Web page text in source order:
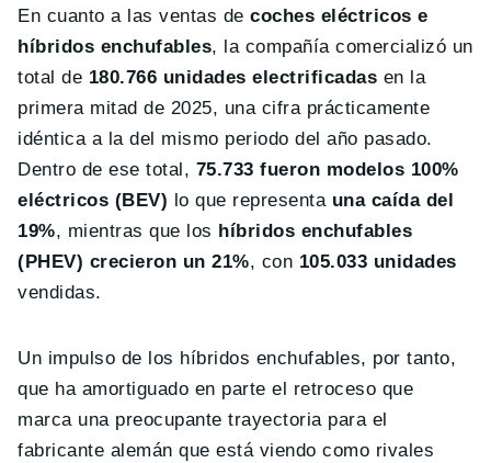
En cuanto a las ventas de coches eléctricos e
híbridos enchufables, la compañía comercializó un
total de 180.766 unidades electrificadas en la
primera mitad de 2025, una cifra prácticamente
idéntica a la del mismo periodo del año pasado.
Dentro de ese total, 75.733 fueron modelos 100%
eléctricos (BEV) lo que representa una caída del
19%, mientras que los híbridos enchufables
(PHEV) crecieron un 21%, con 105.033 unidades
vendidas.
Un impulso de los híbridos enchufables, por tanto,
que ha amortiguado en parte el retroceso que
marca una preocupante trayectoria para el
fabricante alemán que está viendo como rivales